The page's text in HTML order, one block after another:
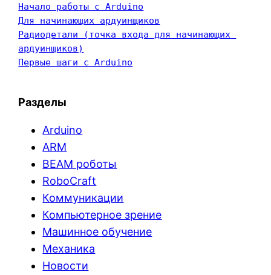
Начало работы с Arduino
Для начинающих ардуинщиков
Радиодетали (точка входа для начинающих
ардуинщиков)
Первые шаги с Arduino
Разделы
Arduino
ARM
BEAM роботы
RoboCraft
Коммуникации
Компьютерное зрение
Машинное обучение
Механика
Новости